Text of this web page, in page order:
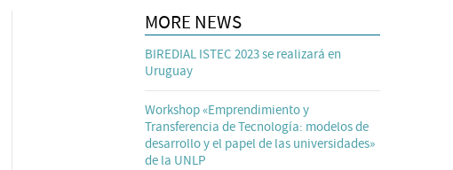
MORE NEWS
BIREDIAL ISTEC 2023 se realizará en
Uruguay
Workshop «Emprendimiento y
Transferencia de Tecnología: modelos de
desarrollo y el papel de las universidades»
de la UNLP